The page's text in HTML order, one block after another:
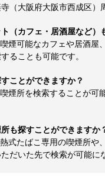
（大阪府大阪市西成区
（カフェ・居酒屋など）
煙可能なカフェや居酒屋
ることも可能です。
ことができますか？
煙所を検索することが
も探すことができますか
式たばこ専用の喫煙所
だいた先で検索が可能に